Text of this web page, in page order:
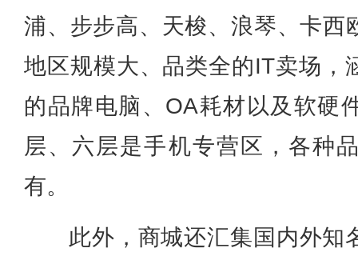
浦、步步高、天梭、浪琴、卡西
地区规模大、品类全的IT卖场，
的品牌电脑、OA耗材以及软硬
层、六层是手机专营区，各种
有。
此外，商城还汇集国内外知